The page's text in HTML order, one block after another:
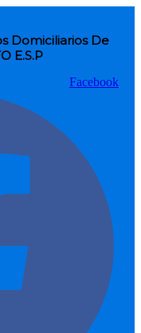
Domiciliarios De
E.S.P
Facebook